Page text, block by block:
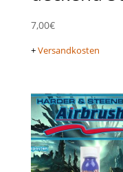
7,00€
+Versandkosten